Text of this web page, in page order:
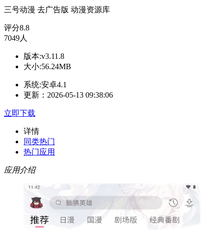
三号动漫 去广告版 动漫资源库
评分8.8
7049人
版本:v3.11.8
大小:56.24MB
系统:安卓4.1
更新：2026-05-13 09:38:06
立即下载
详情
同类热门
热门应用
应用介绍